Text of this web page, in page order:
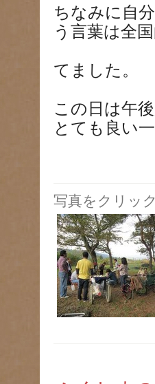
ちなみに自
う言葉は全
てました。
この日は午
とても良い
写真をクリッ